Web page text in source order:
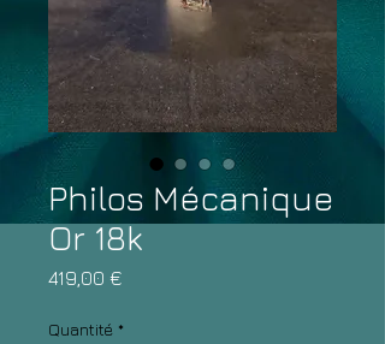
Philos Mécanique
Or 18k
419,00 €
Quantité *